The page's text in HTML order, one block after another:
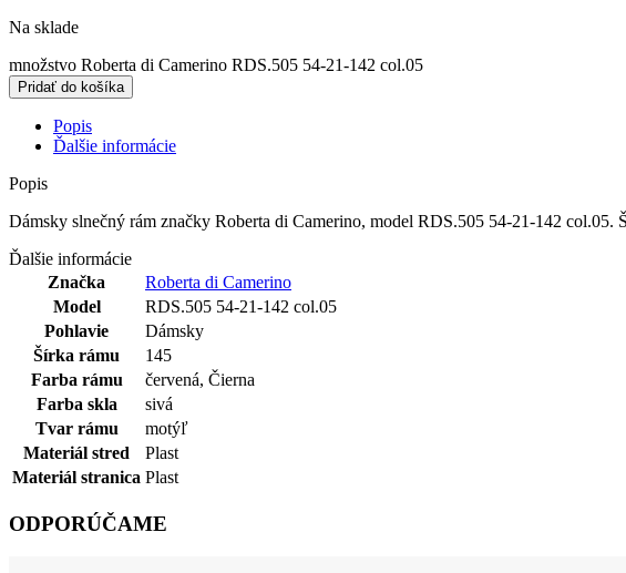
Na sklade
množstvo Roberta di Camerino RDS.505 54-21-142 col.05
Pridať do košíka
Popis
Ďalšie informácie
Popis
Dámsky slnečný rám značky Roberta di Camerino, model RDS.505 54-21-142
Ďalšie informácie
Značka
Roberta di Camerino
Model
RDS.505 54-21-142 col.05
Pohlavie
Dámsky
Šírka rámu
145
Farba rámu
červená, Čierna
Farba skla
sivá
Tvar rámu
motýľ
Materiál stred
Plast
Materiál stranica Plast
ODPORÚČAME